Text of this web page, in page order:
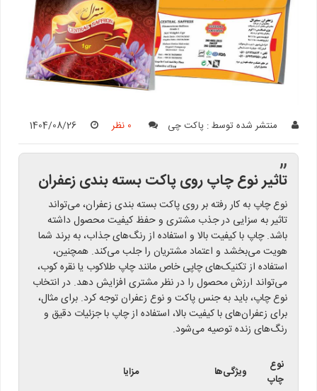
منتشر شده توسط : پاکت چی 0 نظر 1404/08/26
”
تاثیر نوع چاپ روی پاکت بسته بندی زعفران
نوع چاپ به کار رفته بر روی پاکت بسته بندی زعفران، می‌تواند
تاثیر به سزایی در جذب مشتری و حفظ کیفیت محصول داشته
باشد. چاپ با کیفیت بالا و استفاده از رنگ‌های جذاب، به برند شما
هویت می‌بخشد و اعتماد مشتریان را جلب می‌کند. همچنین،
استفاده از تکنیک‌های چاپی خاص مانند چاپ طلاکوب یا نقره کوب،
می‌تواند ارزش محصول را در نظر مشتری افزایش دهد. در انتخاب
نوع چاپ، باید به جنس پاکت و نوع زعفران توجه کرد. برای مثال،
برای زعفران‌های با کیفیت بالا، استفاده از چاپ با جزئیات دقیق و
رنگ‌های زنده توصیه می‌شود.
نوع
چاپ
ویژگی‌ها مزایا